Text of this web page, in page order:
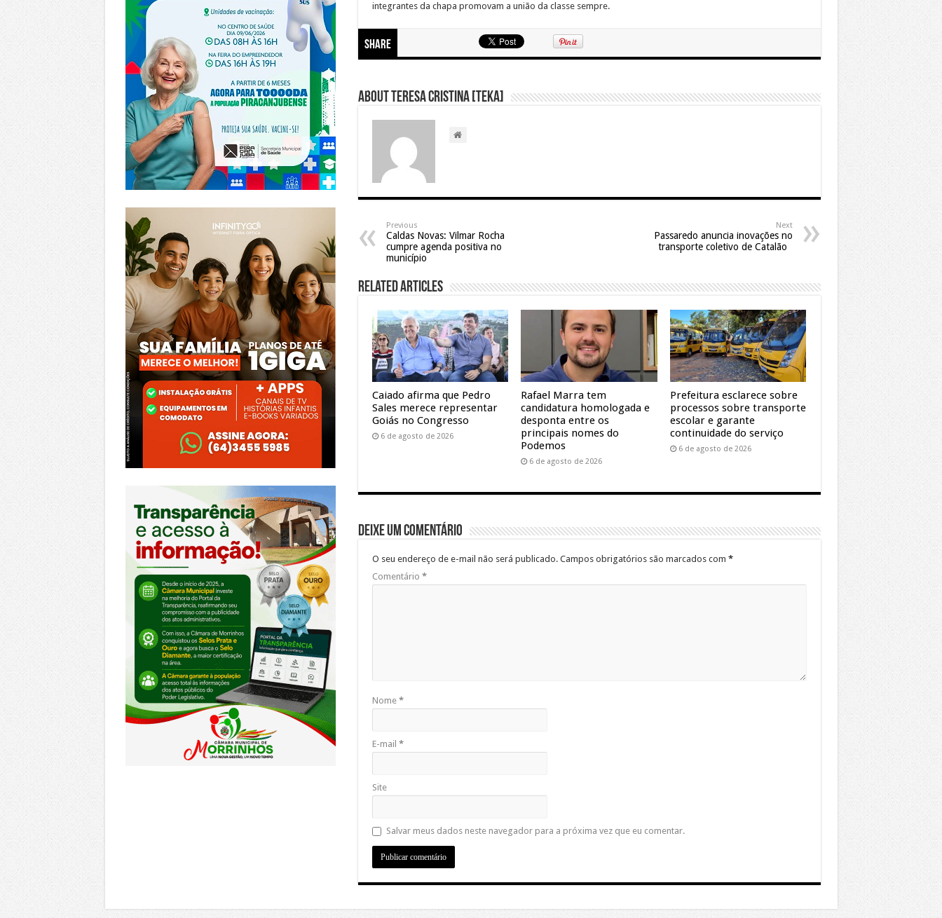
integrantes da chapa promovam a união da classe sempre.
Share
About Teresa Cristina [Teka]
Previous
Caldas Novas: Vilmar Rocha
cumpre agenda positiva no
município
Next
Passaredo anuncia inovações no
transporte coletivo de Catalão
Related Articles
Caiado afirma que Pedro
Sales merece representar
Goiás no Congresso
6 de agosto de 2026
Rafael Marra tem
candidatura homologada e
desponta entre os
principais nomes do
Podemos
6 de agosto de 2026
Prefeitura esclarece sobre
processos sobre transporte
escolar e garante
continuidade do serviço
6 de agosto de 2026
Deixe um comentário
O seu endereço de e-mail não será publicado. Campos obrigatórios são marcados com *
Comentário *
Nome *
E-mail *
Site
Salvar meus dados neste navegador para a próxima vez que eu comentar.
https://www.infinitygo.com.br/
https://morrinhos.go.leg.br/